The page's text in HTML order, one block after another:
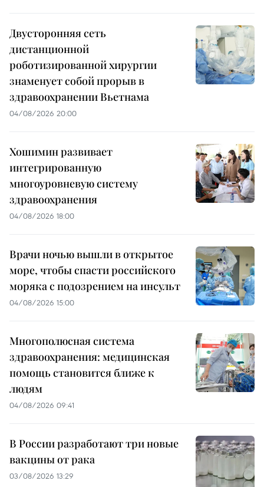
Двусторонняя сеть
дистанционной
роботизированной хирургии
знаменует собой прорыв в
здравоохранении Вьетнама
04/08/2026 20:00
Хошимин развивает
интегрированную
многоуровневую систему
здравоохранения
04/08/2026 18:00
Врачи ночью вышли в открытое
море, чтобы спасти российского
моряка с подозрением на инсульт
04/08/2026 15:00
Многополюсная система
здравоохранения: медицинская
помощь становится ближе к
людям
04/08/2026 09:41
В России разработают три новые
вакцины от рака
03/08/2026 13:29